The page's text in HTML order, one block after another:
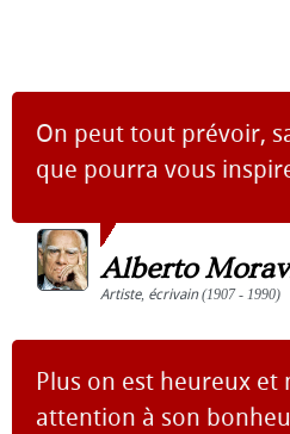
On peut tout prévoir,
que pourra vous
Alberto
Artiste, écrivain(1907 - 1990)
Plus on est heureux et
attention à son